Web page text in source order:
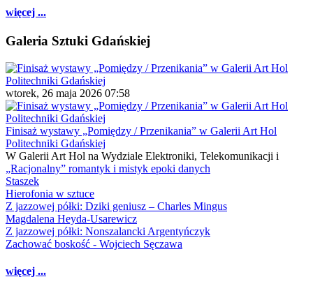
więcej ...
Galeria Sztuki Gdańskiej
wtorek, 26 maja 2026 07:58
Finisaż wystawy „Pomiędzy / Przenikania” w Galerii Art Hol
Politechniki Gdańskiej
W Galerii Art Hol na Wydziale Elektroniki, Telekomunikacji i
„Racjonalny” romantyk i mistyk epoki danych
Staszek
Hierofonia w sztuce
Z jazzowej półki: Dziki geniusz – Charles Mingus
Magdalena Heyda-Usarewicz
Z jazzowej półki: Nonszalancki Argentyńczyk
Zachować boskość - Wojciech Sęczawa
więcej ...